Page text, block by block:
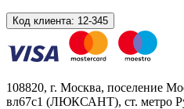
Код клиента: 12-345
108820, г. Москва, поселение
вл67с1 (ЛЮКСАНТ), ст. метро